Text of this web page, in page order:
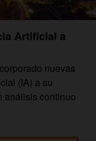
Artificial a
nuevas
(IA) a su
análisis continuo